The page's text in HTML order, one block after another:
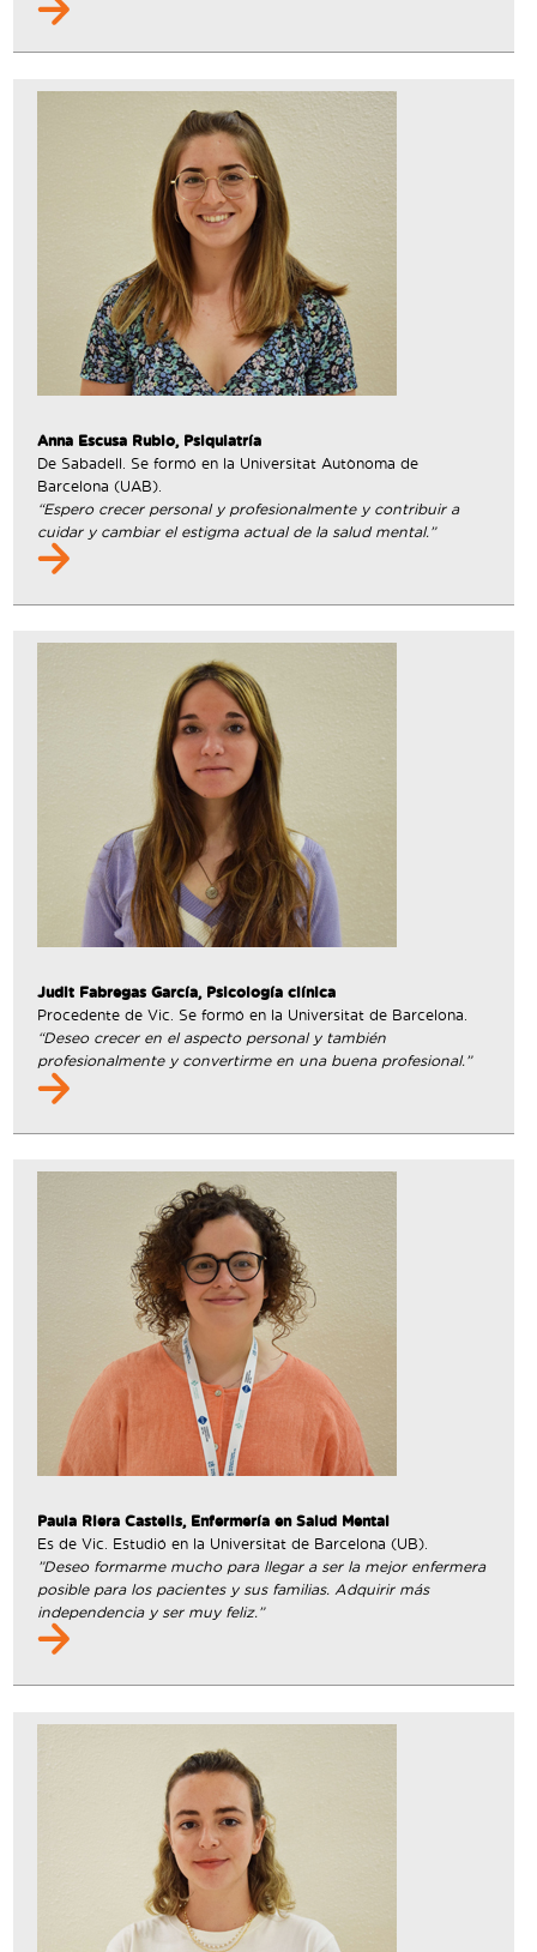
Anna Escusa Rubio, Psiquiatría
De Sabadell. Se formó en la Universitat Autònoma de
Barcelona (UAB).
“Espero crecer personal y profesionalmente y contribuir a
cuidar y cambiar el estigma actual de la salud mental.”
Judit Fabregas García, Psicología clínica
Procedente de Vic. Se formó en la Universitat de Barcelona.
“Deseo crecer en el aspecto personal y también
profesionalmente y convertirme en una buena profesional.”
Paula Riera Castells, Enfermería en Salud Mental
Es de Vic. Estudió en la Universitat de Barcelona (UB).
”Deseo formarme mucho para llegar a ser la mejor enfermera
posible para los pacientes y sus familias. Adquirir más
independencia y ser muy feliz.”